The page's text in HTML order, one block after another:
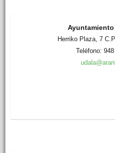
Ayuntamiento
Herriko Plaza, 7
Teléfono: